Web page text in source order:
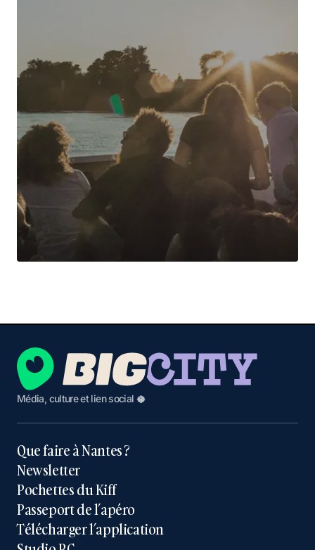
Média, culture et lien social 🥥
Que faire à Nantes ?
Newsletter
Pochettes du Kiff
Passeport de l’apéro
Télécharger l’application